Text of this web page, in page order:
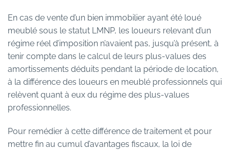
En cas de vente d’un bien immobilier ayant été loué
meublé sous le statut LMNP, les loueurs relevant d’un
régime réel d’imposition n’avaient pas, jusqu’à présent, à
tenir compte dans le calcul de leurs plus-values des
amortissements déduits pendant la période de location,
à la différence des loueurs en meublé professionnels qui
relèvent quant à eux du régime des plus-values
professionnelles.
Pour remédier à cette différence de traitement et pour
mettre fin au cumul d’avantages fiscaux, la loi de